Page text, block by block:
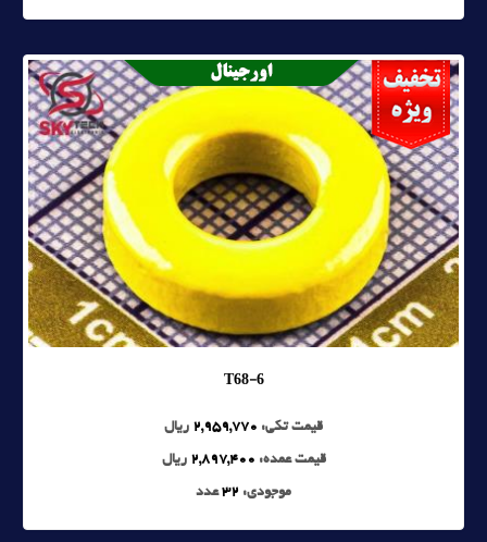
T68-6
قیمت تکی: 2,959,770 ریال
قیمت عمده: 2,897,400 ریال
موجودی: 32عدد